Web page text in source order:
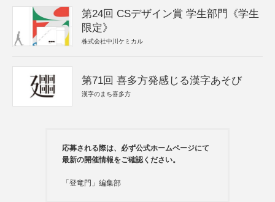
第24回 CSデザイン賞 学生部門《学生
限定》
株式会社中川ケミカル
第71回 喜多方発感じる漢字あそび
漢字のまち喜多方
応募される際は、必ず公式ホームページにて
最新の開催情報をご確認ください。
「登竜門」編集部